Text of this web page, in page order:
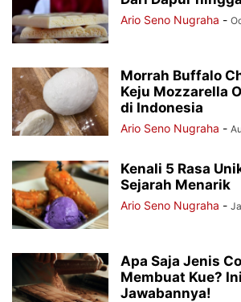
Ario Seno Nugraha -
Morrah Buffalo
Keju Mozzarella
di Indonesia
Ario Seno Nugraha -
Kenali 5 Rasa
Sejarah Menarik
Ario Seno Nugraha -
Apa Saja Jenis
Membuat Kue?
Jawabannya!